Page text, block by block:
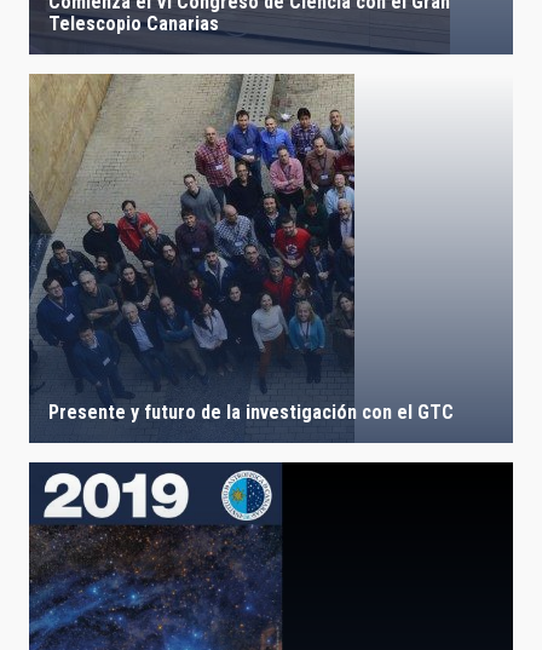
Telescopio Canarias
Presente y futuro de la investigación con el GTC